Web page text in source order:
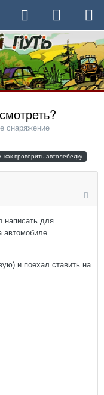
снаряжение
как проверить автолебедку
написать для
автомобиле
и поехал ставить на